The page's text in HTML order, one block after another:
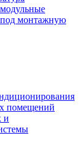
монтажную
помещений
и